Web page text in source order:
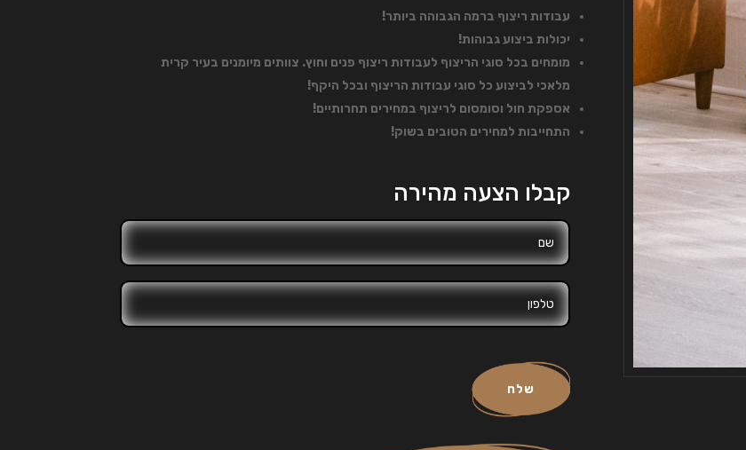
עבודות ריצוף ברמה הגבוהה ביותר!
יכולות ביצוע גבוהות!
מומחים בכל סוגי הריצוף לעבודות ריצוף פנים וחוץ. צוותים מיומנים בעיר קרית
מלאכי לביצוע כל סוגי עבודות הריצוף ובכל היקף!
אספקת חול וסומסום לריצוף במחירים תחרותיים!
התחייבות למחירים הטובים בשוק!
קבלו הצעה מהירה
שלח